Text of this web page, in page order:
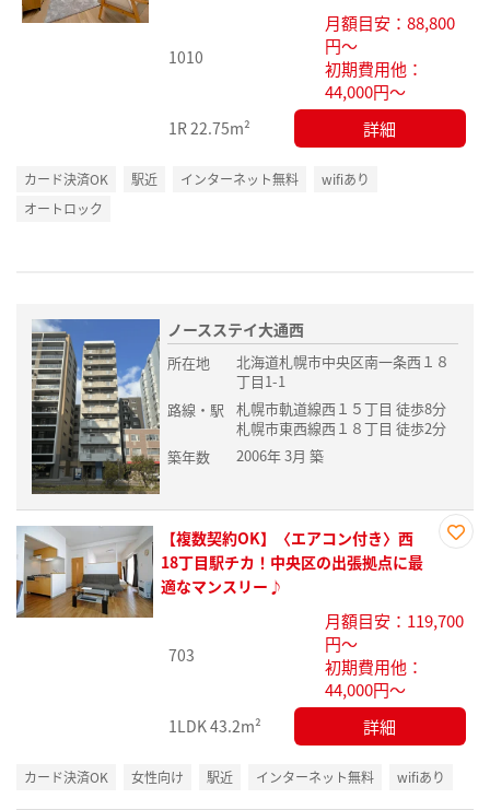
録
1010
月額目安：88,800
円～
初期費用他：
44,000円～
1R22.75m² 詳細
カード決済OK 駅近 インターネット無料
wifiあり
オートロック
ノースステイ大通西
所在地
北海道札幌市中央区南一条西１８
丁目1-1
路線・駅
札幌市軌道線西１５丁目 徒歩8分
札幌市東西線西１８丁目 徒歩2分
築年数
2006年 3月 築
録
【複数契約OK】〈エアコン付き〉西
18丁目駅チカ！中央区の出張拠点に最
適なマンスリー♪
703
月額目安：119,700
円～
初期費用他：
44,000円～
1LDK43.2m² 詳細
カード決済OK 女性向け 駅近 インターネット無料 wifiあり